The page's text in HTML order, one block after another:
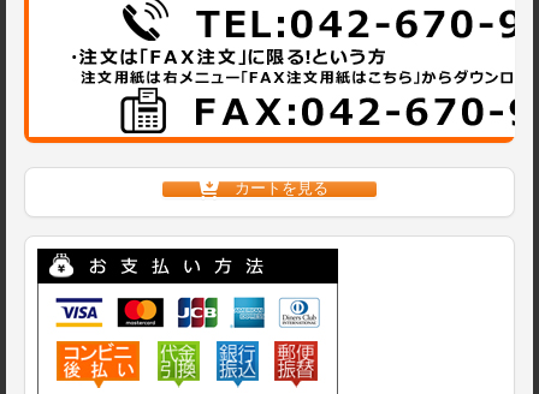
カートを見る